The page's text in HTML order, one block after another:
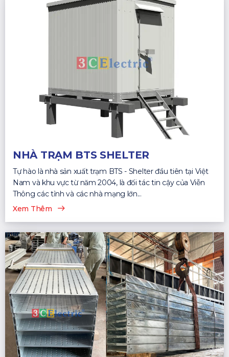
NHÀ TRẠM BTS SHELTER
Tự hào là nhà sản xuất trạm BTS - Shelter đầu tiên tại Việt
Nam và khu vực từ năm 2004, là đối tác tin cậy của Viễn
Thông các tỉnh và các nhà mạng lớn...
Xem Thêm